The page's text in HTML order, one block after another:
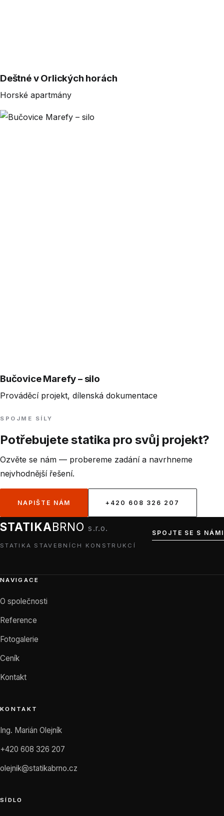
Deštné v Orlických horách
Horské apartmány
Bučovice Marefy – silo
Prováděcí projekt, dílenská dokumentace
SPOJME SÍLY
Potřebujete statika pro svůj projekt?
Ozvěte se nám — probereme zadání a navrhneme
nejvhodnější řešení.
NAPIŠTE NÁM +420 608 326 207
STATIKABRNOs.r.o.
STATIKA STAVEBNÍCH KONSTRUKCÍ
SPOJTE SE S NÁMI
NAVIGACE
O společnosti
Reference
Fotogalerie
Ceník
Kontakt
KONTAKT
Ing. Marián Olejník
+420 608 326 207
olejnik@statikabrno.cz
SÍDLO